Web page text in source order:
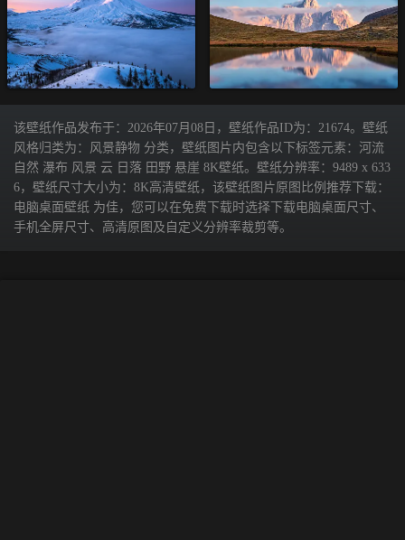
该壁纸作品发布于：2026年07月08日，壁纸作品ID为：21674。壁纸
风格归类为：风景静物 分类，壁纸图片内包含以下标签元素：河流
自然 瀑布 风景 云 日落 田野 悬崖 8K壁纸。壁纸分辨率：9489 x 633
6，壁纸尺寸大小为：8K高清壁纸，该壁纸图片原图比例推荐下载：
电脑桌面壁纸 为佳，您可以在免费下载时选择下载电脑桌面尺寸、
手机全屏尺寸、高清原图及自定义分辨率裁剪等。